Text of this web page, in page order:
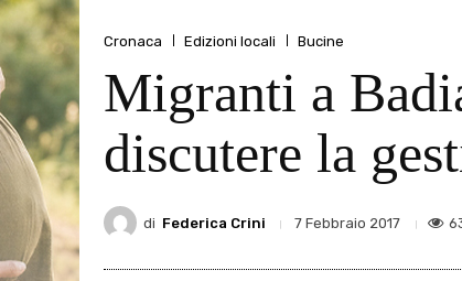
Cronaca Edizioni locali Bucine
Migranti a
discutere la
di Federica Crini 7 Febbraio 2017